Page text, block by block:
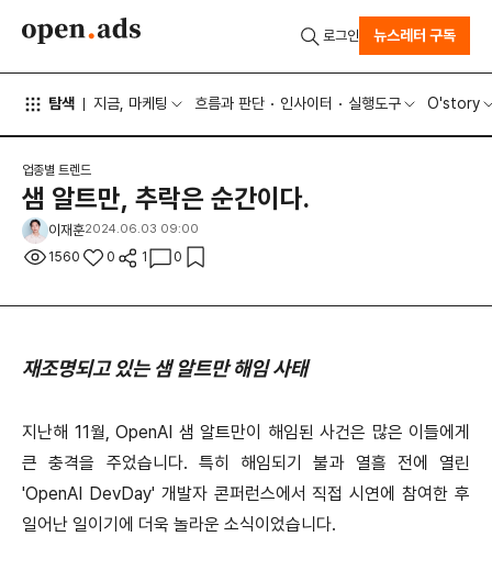
탐색 지금, 마케팅 흐름과 판단 인사이터 실행도구 O'story
로그인 뉴스레터 구독
업종별 트렌드
샘 알트만, 추락은 순간이다.
이재훈2024.06.03 09:00
1560 0 1 0
재조명되고 있는 샘 알트만 해임 사태
지난해 11월, OpenAI 샘 알트만이 해임된 사건은 많은 이들에게
큰 충격을 주었습니다. 특히 해임되기 불과 열흘 전에 열린
'OpenAI DevDay' 개발자 콘퍼런스에서 직접 시연에 참여한 후
일어난 일이기에 더욱 놀라운 소식이었습니다.